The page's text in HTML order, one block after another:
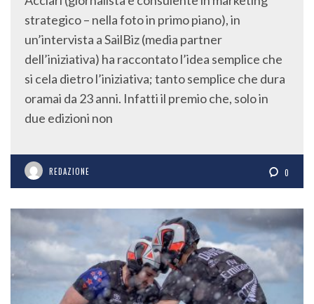
strategico – nella foto in primo piano), in
un’intervista a SailBiz (media partner
dell’iniziativa) ha raccontato l’idea semplice che
si cela dietro l’iniziativa; tanto semplice che dura
oramai da 23 anni. Infatti il premio che, solo in
due edizioni non
REDAZIONE 0